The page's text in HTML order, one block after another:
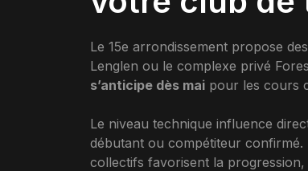
Le 15e arrondissement propose
Lenglen ou le complexe privé
s’anticipe dès mai pour les cours
Le niveau technique influence
débutant ou compétiteur confirmé.
collectifs favorisent la